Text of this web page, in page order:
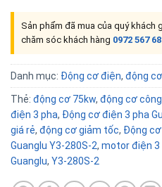
Sản phẩm đã mua của quý khách
chăm sóc khách hàng 0972 567
Danh mục: Động cơ điện, động
Thẻ: động cơ 75kw, động cơ
điện 3 pha, Động cơ điện 3 pha
giá rẻ, động cơ giảm tốc, Động cơ
Guanglu Y3-280S-2, motor điện 3
Guanglu, Y3-280S-2